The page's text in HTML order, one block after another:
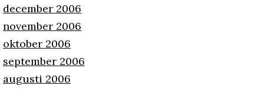
december 2006
november 2006
oktober 2006
september 2006
augusti 2006